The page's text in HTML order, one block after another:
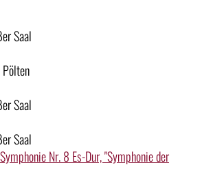
Saal
Saal
Saal
Symphonie Nr. 8 Es-Dur, "Symphonie der